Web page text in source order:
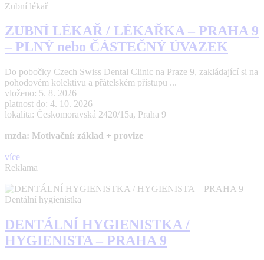
Zubní lékař
ZUBNÍ LÉKAŘ / LÉKAŘKA – PRAHA 9
– PLNÝ nebo ČÁSTEČNÝ ÚVAZEK
Do pobočky Czech Swiss Dental Clinic na Praze 9, zakládající si na
pohodovém kolektivu a přátelském přístupu ...
vloženo: 5. 8. 2026
platnost do: 4. 10. 2026
lokalita: Českomoravská 2420/15a, Praha 9
mzda: Motivační: základ + provize
více
Reklama
Dentální hygienistka
DENTÁLNÍ HYGIENISTKA /
HYGIENISTA – PRAHA 9